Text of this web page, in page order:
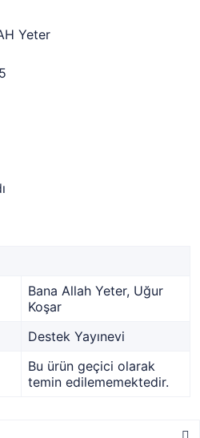
Yeter
Bana Allah Yeter, Uğur
Koşar
Destek Yayınevi
Bu ürün geçici olarak
temin edilememektedir.